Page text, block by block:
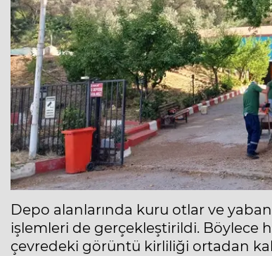
Depo alanlarında kuru otlar ve
işlemleri de gerçekleştirildi. Böylece
çevredeki görüntü kirliliği ortadan